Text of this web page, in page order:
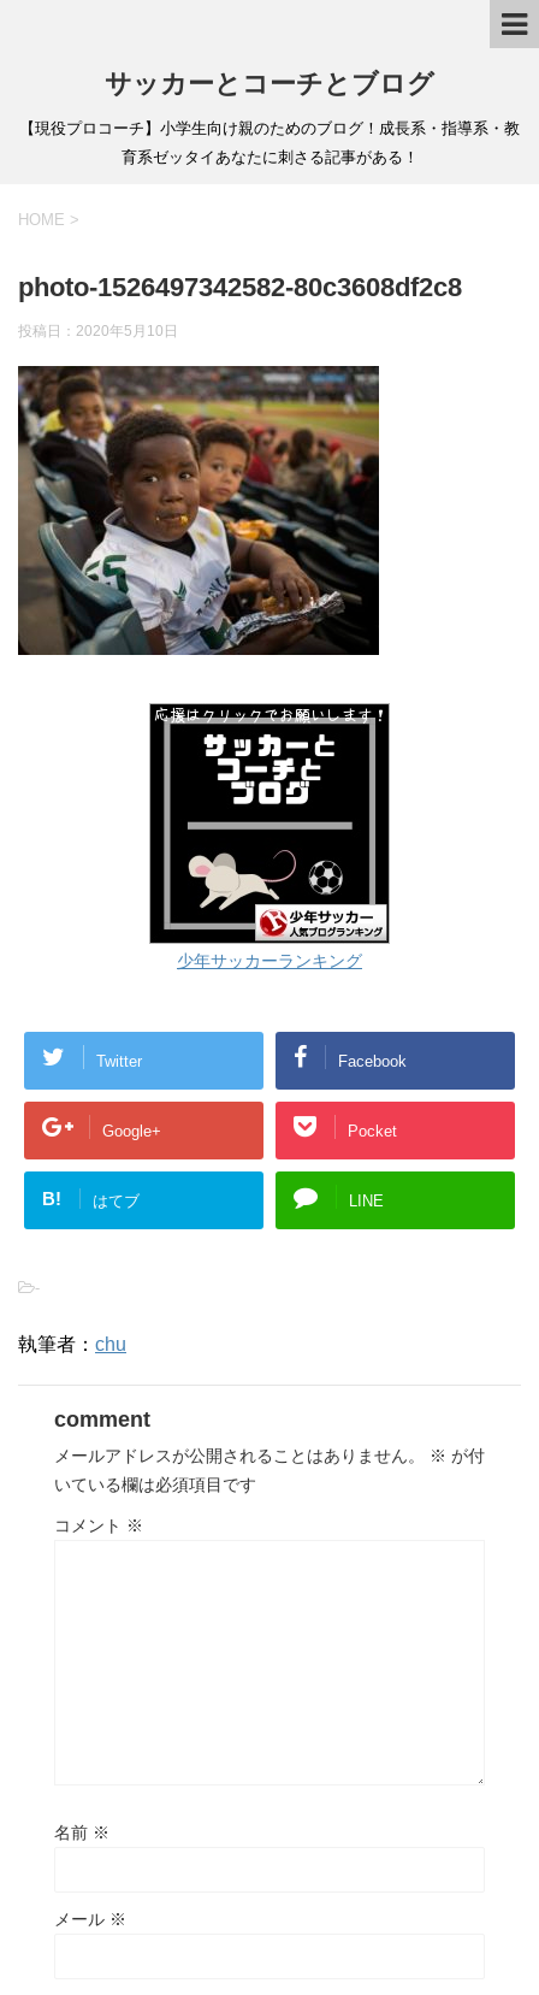
サッカーとコーチとブログ
【現役プロコーチ】小学生向け親のためのブログ！成長系・指導系・教
育系ゼッタイあなたに刺さる記事がある！
HOME >
photo-1526497342582-80c3608df2c8
投稿日： 2020年5月10日
少年サッカーランキング
Twitter Facebook
Google+ Pocket
B! はてブ LINE
-
執筆者： chu
comment
メールアドレスが公開されることはありません。 ※ が付
いている欄は必須項目です
コメント ※
名前 ※
メール ※